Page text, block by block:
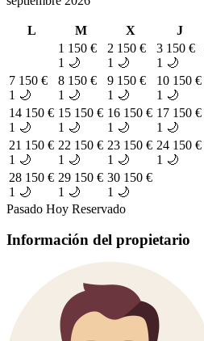
L M X J
1 150 €
1 🌙
2 150 €
1 🌙
3 150 €
1 🌙
7 150 €
1 🌙
8 150 €
1 🌙
9 150 €
1 🌙
10 150 €
1 🌙
14 150 €
1 🌙
15 150 €
1 🌙
16 150 €
1 🌙
17 150 €
1 🌙
21 150 €
1 🌙
22 150 €
1 🌙
23 150 €
1 🌙
24 150 €
1 🌙
28 150 €
1 🌙
29 150 €
1 🌙
30 150 €
1 🌙
Pasado Hoy Reservado
Información del propietario